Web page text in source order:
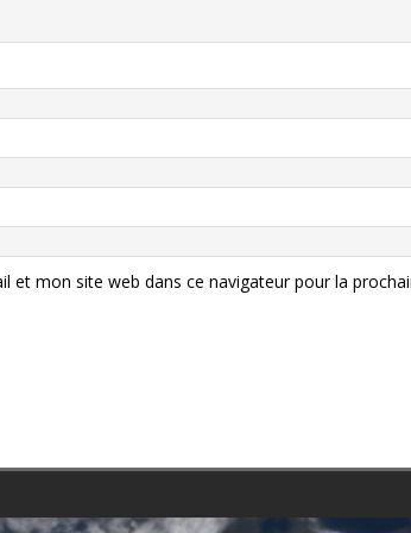
et mon site web dans ce navigateur pour la